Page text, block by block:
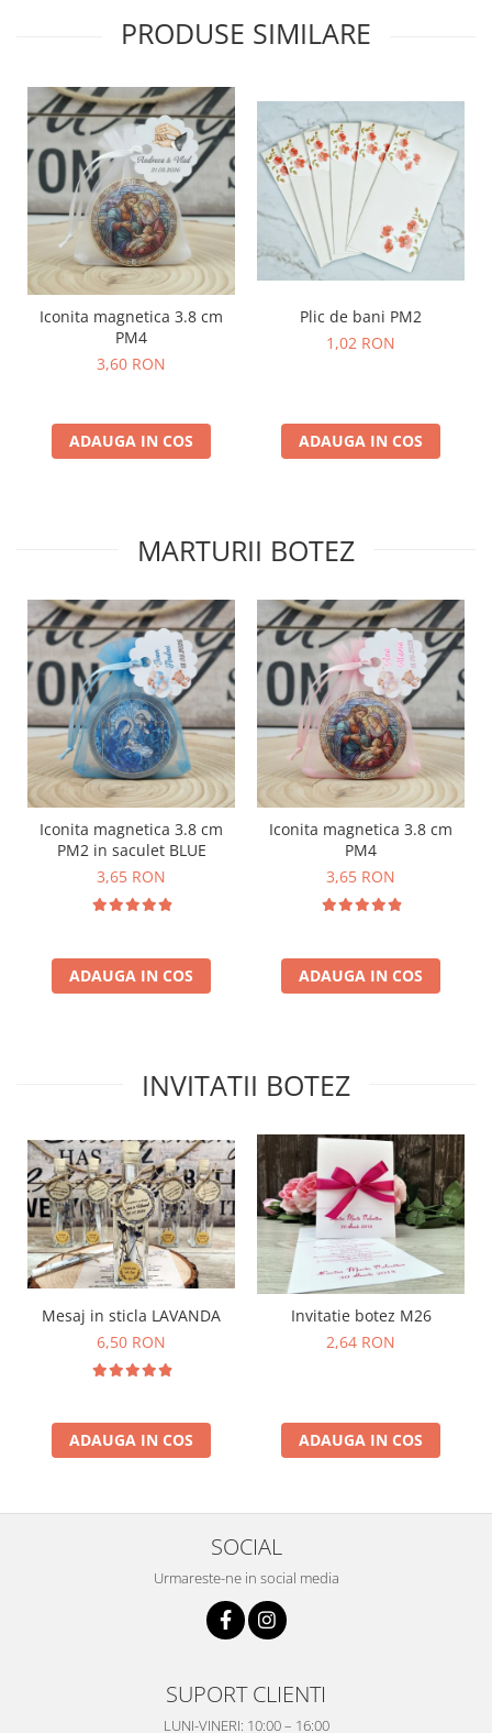
PRODUSE SIMILARE
Iconita magnetica 3.8 cm
PM4
3,60 RON
ADAUGA IN COS
Plic de bani PM2
1,02 RON
ADAUGA IN COS
MARTURII BOTEZ
Iconita magnetica 3.8 cm
PM2 in saculet BLUE
3,65 RON
ADAUGA IN COS
Iconita magnetica 3.8 cm
PM4
3,65 RON
ADAUGA IN COS
INVITATII BOTEZ
Mesaj in sticla LAVANDA
6,50 RON
ADAUGA IN COS
Invitatie botez M26
2,64 RON
ADAUGA IN COS
SOCIAL
Urmareste-ne in social media
SUPORT CLIENTI
LUNI-VINERI: 10:00 – 16:00